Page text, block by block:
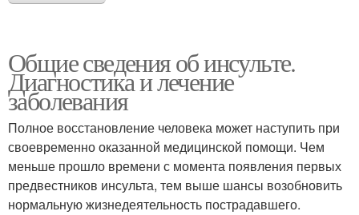
Общие сведения об инсульте.
Диагностика и лечение
заболевания
Полное восстановление человека может наступить при
своевременно оказанной медицинской помощи. Чем
меньше прошло времени с момента появления первых
предвестников инсульта, тем выше шансы возобновить
нормальную жизнедеятельность пострадавшего.